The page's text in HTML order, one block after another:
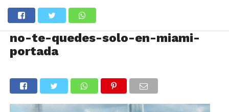
no-te-quedes-solo-en-miami-
portada